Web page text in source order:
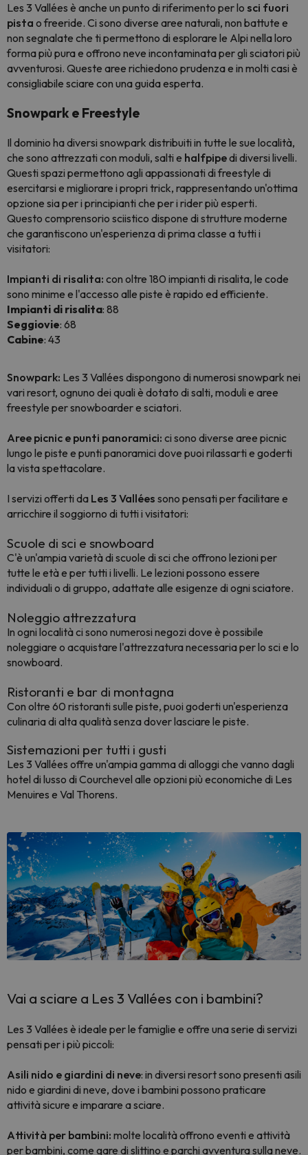
Les 3 Vallées è anche un punto di riferimento per lo sci fuori
pista o freeride. Ci sono diverse aree naturali, non battute e
non segnalate che ti permettono di esplorare le Alpi nella loro
forma più pura e offrono neve incontaminata per gli sciatori più
avventurosi. Queste aree richiedono prudenza e in molti casi è
consigliabile sciare con una guida esperta.
Snowpark e Freestyle
Il dominio ha diversi snowpark distribuiti in tutte le sue località,
che sono attrezzati con moduli, salti e halfpipedi diversi livelli.
Questi spazi permettono agli appassionati di freestyle di
esercitarsi e migliorare i propri trick, rappresentando un'ottima
opzione sia per i principianti che per i rider più esperti.
Questo comprensorio sciistico dispone di strutture moderne
che garantiscono un'esperienza di prima classe a tutti i
visitatori:
Impianti di risalita: con oltre 180 impianti di risalita, le code
sono minime e l'accesso alle piste è rapido ed efficiente.
Impianti di risalita: 88
Seggiovie: 68
Cabine: 43
Snowpark: Les 3 Vallées dispongono di numerosi snowpark nei
vari resort, ognuno dei quali è dotato di salti, moduli e aree
freestyle per snowboarder e sciatori.
Aree picnic e punti panoramici: ci sono diverse aree picnic
lungo le piste e punti panoramici dove puoi rilassarti e goderti
la vista spettacolare.
I servizi offerti da Les 3 Vallées sono pensati per facilitare e
arricchire il soggiorno di tutti i visitatori:
Scuole di sci e snowboard
C'è un'ampia varietà di scuole di sci che offrono lezioni per
tutte le età e per tutti i livelli. Le lezioni possono essere
individuali o di gruppo, adattate alle esigenze di ogni sciatore.
Noleggio attrezzatura
In ogni località ci sono numerosi negozi dove è possibile
noleggiare o acquistare l'attrezzatura necessaria per lo sci e lo
snowboard.
Ristoranti e bar di montagna
Con oltre 60 ristoranti sulle piste, puoi goderti un'esperienza
culinaria di alta qualità senza dover lasciare le piste.
Sistemazioni per tutti i gusti
Les 3 Vallées offre un'ampia gamma di alloggi che vanno dagli
hotel di lusso di Courchevel alle opzioni più economiche di Les
Menuires e Val Thorens.
Vai a sciare a Les 3 Vallées con i bambini?
Les 3 Vallées è ideale per le famiglie e offre una serie di servizi
pensati per i più piccoli:
Asili nido e giardini di neve: in diversi resort sono presenti asili
nido e giardini di neve, dove i bambini possono praticare
attività sicure e imparare a sciare.
Attività per bambini: molte località offrono eventi e attività
per bambini, come gare di slittino e parchi avventura sulla neve.